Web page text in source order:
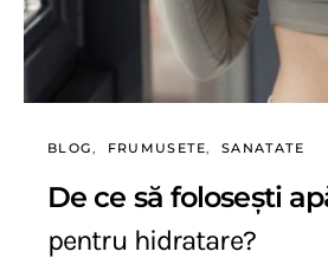
BLOG FRUMUSETE SANATATE
De ce să folosești
pentru hidratare?